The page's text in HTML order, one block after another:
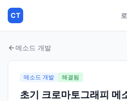
CT
메소드 개발
메소드 개발 해결됨
초기 크로마토그래피 메